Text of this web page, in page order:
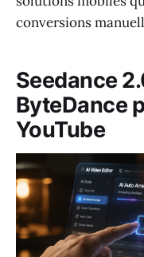
conversions
Seedance
ByteDance
YouTube